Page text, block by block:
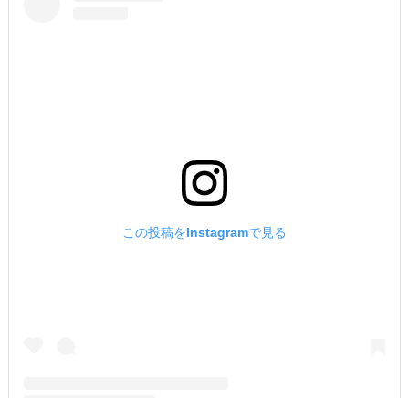
この投稿をInstagramで見る